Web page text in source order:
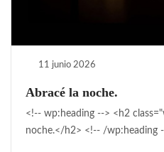
11 junio 2026
Abracé la noche.
<!-- wp:heading --> <h2
noche.</h2> <!-- /wp:heading